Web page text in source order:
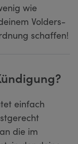
wie
Volders-
schaffen!
einfach
die im